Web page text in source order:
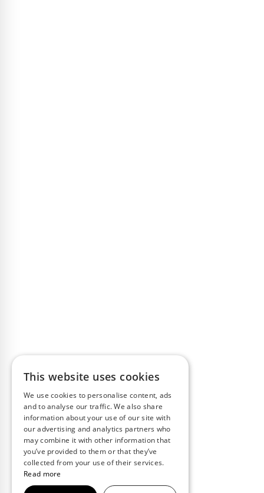
This website uses cookies
We use cookies to personalise content, ads
and to analyse our traffic. We also share
information about your use of our site with
our advertising and analytics partners who
may combine it with other information that
you’ve provided to them or that they’ve
collected from your use of their services.
Read more